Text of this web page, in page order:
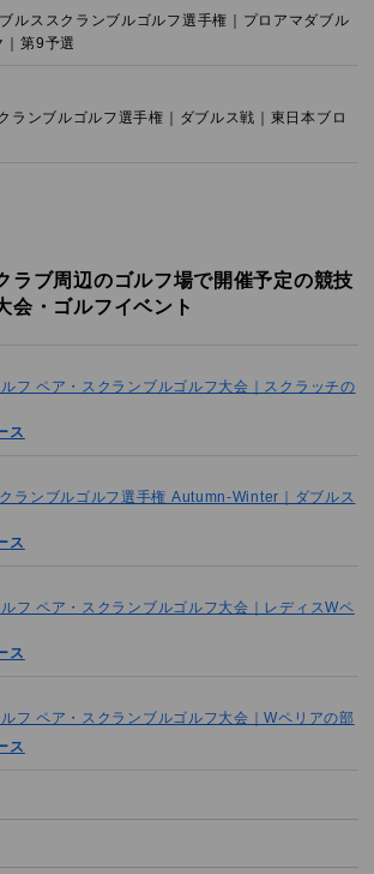
ルススクランブルゴルフ選手権｜プロアマダブル
｜第9予選
ランブルゴルフ選手権｜ダブルス戦｜東日本ブロ
ランブルゴルフ選手権｜夫婦ダブルス戦｜東日本
ランブルゴルフ選手権｜ダブルペリア戦｜東日本
クランブルゴルフ選手権2024｜ダブルス戦｜東日
ルススクランブルゴルフ選手権2024｜ダブルス戦
予選
ブルススクランブルゴルフ選手権2024｜ダブルス
第9予選
第4予選
ラブ周辺のゴルフ場で開催予定の競技
会・ゴルフイベント
フ ペア・スクランブルゴルフ大会｜スクラッチの
ス
ランブルゴルフ選手権 Autumn-Winter｜ダブルス
ス
フ ペア・スクランブルゴルフ大会｜レディスWペ
ス
フ ペア・スクランブルゴルフ大会｜Wペリアの部
ス